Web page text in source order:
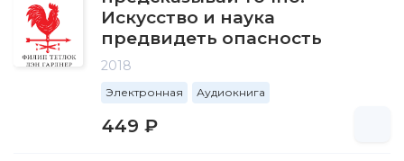
Искусство и наука
предвидеть опасность
2018
Электронная Аудиокнига
449 ₽